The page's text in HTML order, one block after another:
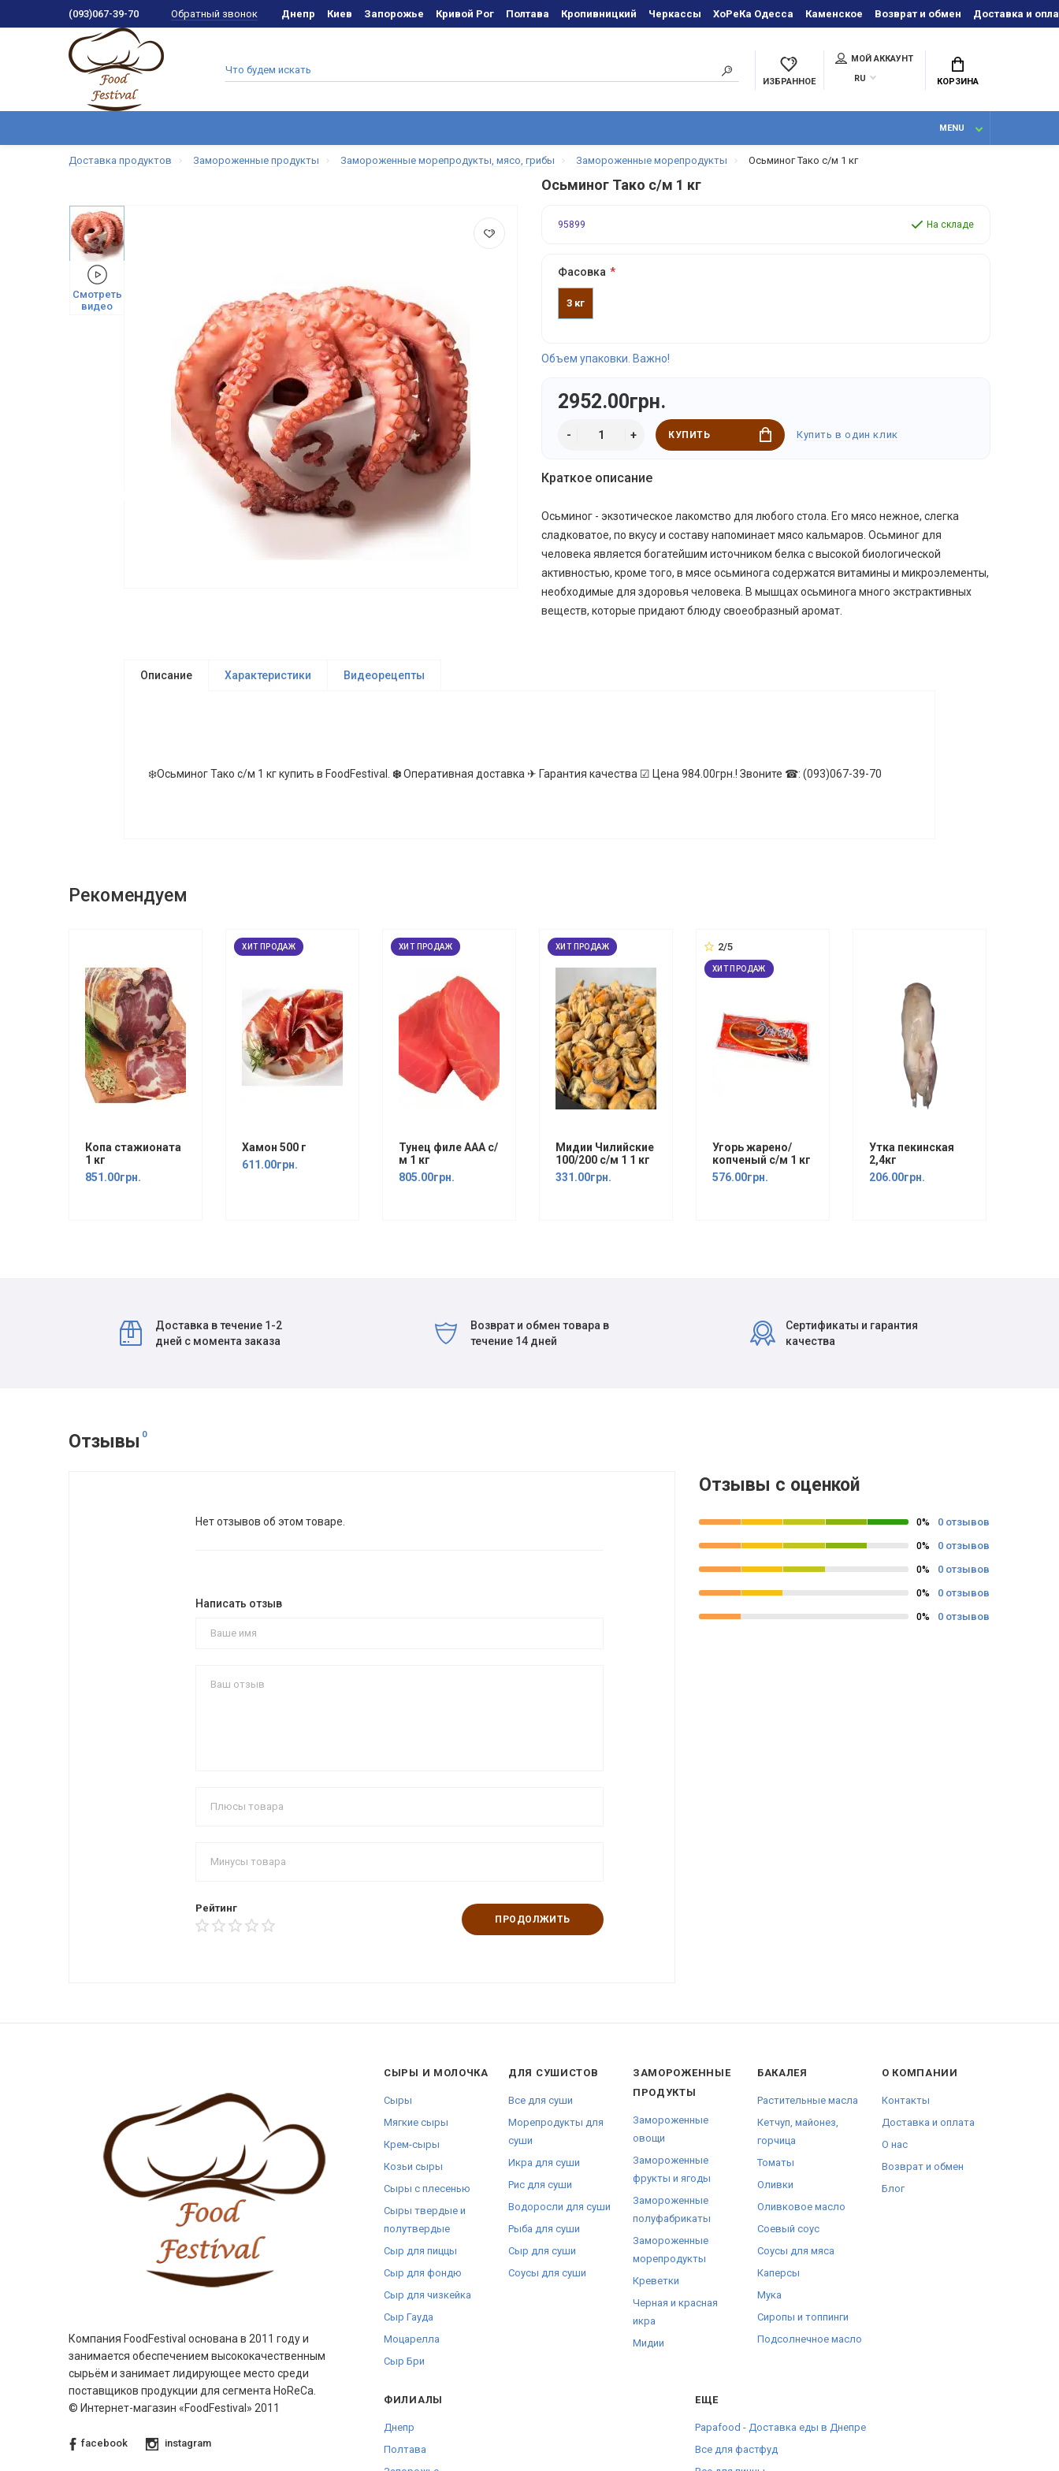
(093)067-39-70 Обратный звонок Днепр Киев Запорожье Кривой Рог Полтава Кропивницкий Черкаcсы ХоРеКа Одесса Каменское Возврат и обмен Доставка и
ИЗБРАННОЕ
МОЙ АККАУНТ
RU
КОРЗИНА
MENU
Доставка продуктов Замороженные продукты Замороженные морепродукты, мясо, грибы Замороженные морепродукты Осьминог Тако с/м 1 кг
Осьминог Тако с/м 1 кг
▶
Смотреть
видео
95899 На складе
Фасовка
3 кг
Объем упаковки. Важно!
2952.00грн.
КУПИТЬ Купить в один клик
Краткое описание
Осьминог - экзотическое лакомство для любого стола. Его мясо нежное, слегка
сладковатое, по вкусу и составу напоминает мясо кальмаров. Осьминог для
человека является богатейшим источником белка с высокой биологической
активностью, кроме того, в мясе осьминога содержатся витамины и микроэлементы,
необходимые для здоровья человека. В мышцах осьминога много экстрактивных
веществ, которые придают блюду своеобразный аромат.
Описание Характеристики Видеорецепты
❄️Осьминог Тако с/м 1 кг купить в FoodFestival. ❄️Оперативная доставка ✈ Гарантия качества ☑ Цена 984.00грн.! Звоните ☎: (093)067-39-70
Рекомендуем
Копа стажионата
1 кг
851.00грн.
ХИТ ПРОДАЖ
Хамон 500 г
611.00грн.
ХИТ ПРОДАЖ
Тунец филе ААА с/
м 1 кг
805.00грн.
ХИТ ПРОДАЖ
Мидии Чилийские
100/200 с/м 1 1 кг
331.00грн.
2/5
ХИТ ПРОДАЖ
Угорь жарено/
копченый с/м 1 кг
576.00грн.
Утка пекинская
2,4кг
206.00грн.
Доставка в течение 1-2
дней с момента заказа
Возврат и обмен товара в
течение 14 дней
Сертификаты и гарантия
качества
Отзывы 0
Нет отзывов об этом товаре.
Написать отзыв
Рейтинг
ПРОДОЛЖИТЬ
Отзывы с оценкой
0% 0 отзывов
0% 0 отзывов
0% 0 отзывов
0% 0 отзывов
0% 0 отзывов
Компания FoodFestival основана в 2011 году и
занимается обеспечением высококачественным
сырьём и занимает лидирующее место среди
поставщиков продукции для сегмента HoReCa.
© Интернет-магазин «FoodFestival» 2011
facebook instagram
СЫРЫ И МОЛОЧКА
Сыры
Мягкие сыры
Крем-сыры
Козьи сыры
Сыры с плесенью
Сыры твердые и
полутвердые
Сыр для пиццы
Сыр для фондю
Сыр для чизкейка
Сыр Гауда
Моцарелла
Сыр Бри
ДЛЯ СУШИСТОВ
Все для суши
Морепродукты для
суши
Икра для суши
Рис для суши
Водоросли для суши
Рыба для суши
Сыр для суши
Соусы для суши
ЗАМОРОЖЕННЫЕ
ПРОДУКТЫ
Замороженные
овощи
Замороженные
фрукты и ягоды
Замороженные
полуфабрикаты
Замороженные
морепродукты
Креветки
Черная и красная
икра
Мидии
БАКАЛЕЯ
Растительные масла
Кетчуп, майонез,
горчица
Томаты
Оливки
Оливковое масло
Соевый соус
Соусы для мяса
Каперсы
Мука
Сиропы и топпинги
Подсолнечное масло
О КОМПАНИИ
Контакты
Доставка и оплата
О нас
Возврат и обмен
Блог
ФИЛИАЛЫ
Днепр
Полтава
ЕЩЕ
Papafood - Доставка еды в Днепре
Все для фастфуд